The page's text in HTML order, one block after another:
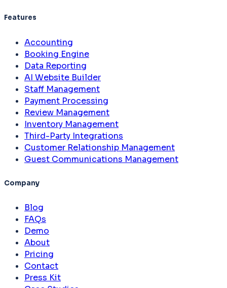
Features
Accounting
Booking Engine
Data Reporting
AI Website Builder
Staff Management
Payment Processing
Review Management
Inventory Management
Third-Party Integrations
Customer Relationship Management
Guest Communications Management
Company
Blog
FAQs
Demo
About
Pricing
Contact
Press Kit